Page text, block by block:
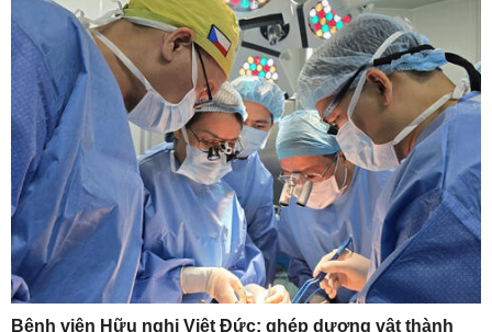
Bệnh viện Hữu nghị Việt Đức: ghép dương vật thành